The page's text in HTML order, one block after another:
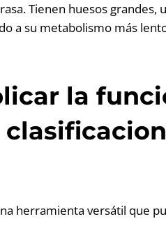
Tienen huesos grandes,
a su metabolismo más
la
herramienta versátil que